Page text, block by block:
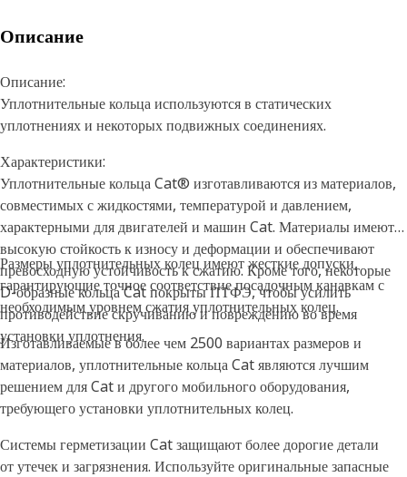
Описание
Описание:
Уплотнительные кольца используются в статических
уплотнениях и некоторых подвижных соединениях.
Характеристики:
Уплотнительные кольца Cat® изготавливаются из материалов,
совместимых с жидкостями, температурой и давлением,
характерными для двигателей и машин Cat. Материалы имеют
высокую стойкость к износу и деформации и обеспечивают
превосходную устойчивость к сжатию. Кроме того, некоторые
D-образные кольца Cat покрыты ПТФЭ, чтобы усилить
противодействие скручиванию и повреждению во время
установки уплотнения.
Размеры уплотнительных колец имеют жесткие допуски,
гарантирующие точное соответствие посадочным канавкам с
необходимым уровнем сжатия уплотнительных колец.
Изготавливаемые в более чем 2500 вариантах размеров и
материалов, уплотнительные кольца Cat являются лучшим
решением для Cat и другого мобильного оборудования,
требующего установки уплотнительных колец.
Системы герметизации Cat защищают более дорогие детали
от утечек и загрязнения. Используйте оригинальные запасные